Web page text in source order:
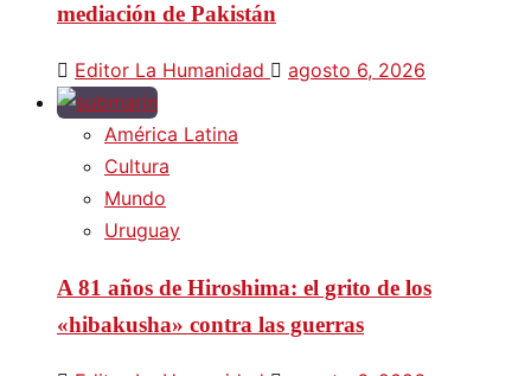
mediación de Pakistán
Editor La Humanidad agosto 6, 2026
América Latina
Cultura
Mundo
Uruguay
A 81 años de Hiroshima: el grito de los
«hibakusha» contra las guerras